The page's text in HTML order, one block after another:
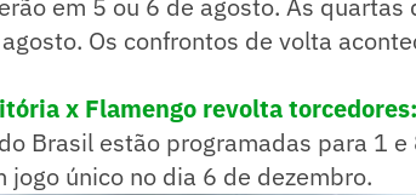
em 5 ou 6 de agosto. As quartas
Os confrontos de volta
x Flamengo revolta
Brasil estão programadas para 1
único no dia 6 de dezembro.